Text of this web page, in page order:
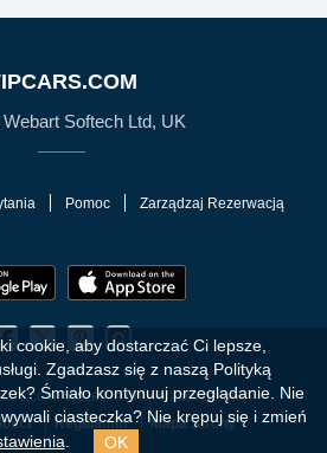
Softech Ltd, UK
Pomoc Zarządzaj Rezerwacją
Regulamin Mapa Strony
Wszelkie prawa zastrzeżone
cookie, aby dostarczać Ci lepsze,
Zgadzasz się z naszą Polityką
Śmiało kontynuuj przeglądanie. Nie
ciasteczka? Nie krępuj się i zmień
. OK